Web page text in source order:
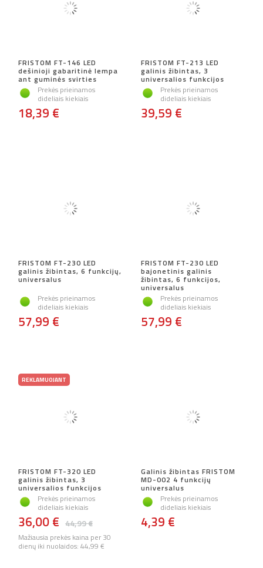
FRISTOM FT-146 LED
dešinioji gabaritinė lempa
ant guminės svirties
Prekės prieinamos
dideliais kiekiais
18,39 €
FRISTOM FT-213 LED
galinis žibintas, 3
universalios funkcijos
Prekės prieinamos
dideliais kiekiais
39,59 €
FRISTOM FT-230 LED
galinis žibintas, 6 funkcijų,
universalus
Prekės prieinamos
dideliais kiekiais
57,99 €
FRISTOM FT-230 LED
bajonetinis galinis
žibintas, 6 funkcijos,
universalus
Prekės prieinamos
dideliais kiekiais
57,99 €
REKLAMUOJANT
FRISTOM FT-320 LED
galinis žibintas, 3
universalios funkcijos
Prekės prieinamos
dideliais kiekiais
44,99 €
36,00 €
Mažiausia prekės kaina per 30
dienų iki nuolaidos: 44,99 €
Galinis žibintas FRISTOM
MD-002 4 funkcijų
universalus
Prekės prieinamos
dideliais kiekiais
4,39 €